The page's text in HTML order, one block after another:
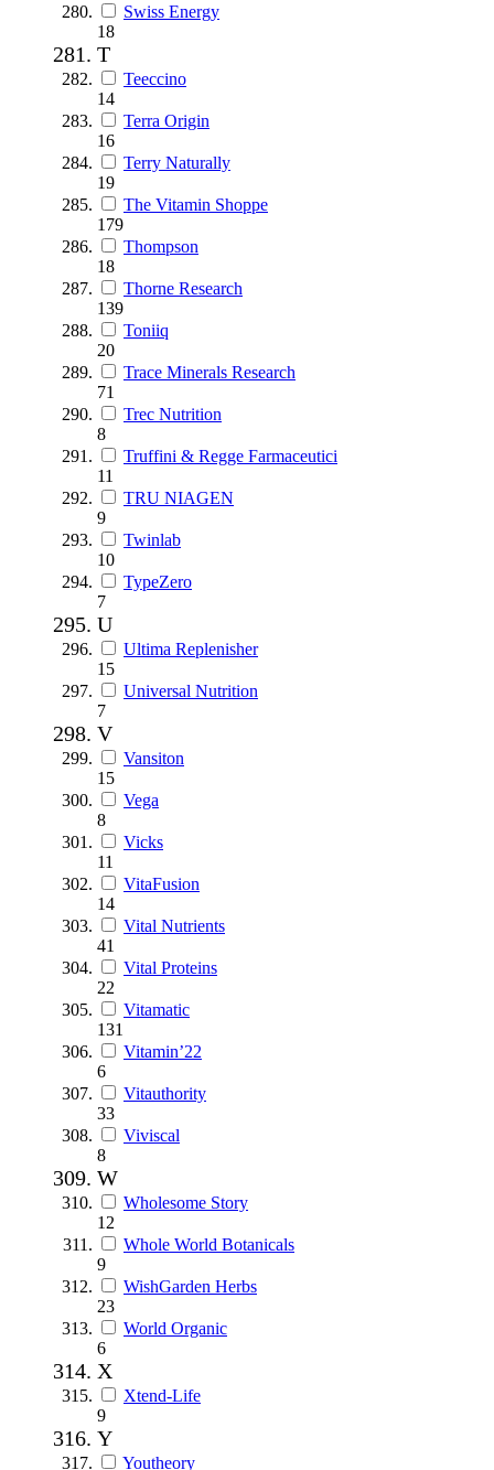
Swiss Energy
18
T
Teeccino
14
Terra Origin
16
Terry Naturally
19
The Vitamin Shoppe
179
Thompson
18
Thorne Research
139
Toniiq
20
Trace Minerals Research
71
Trec Nutrition
8
Truffini & Regge Farmaceutici
11
TRU NIAGEN
9
Twinlab
10
TypeZero
7
U
Ultima Replenisher
15
Universal Nutrition
7
V
Vansiton
15
Vega
8
Vicks
11
VitaFusion
14
Vital Nutrients
41
Vital Proteins
22
Vitamatic
131
Vitamin’22
6
Vitauthority
33
Viviscal
8
W
Wholesome Story
12
Whole World Botanicals
9
WishGarden Herbs
23
World Organic
6
X
Xtend-Life
9
Y
Youtheory